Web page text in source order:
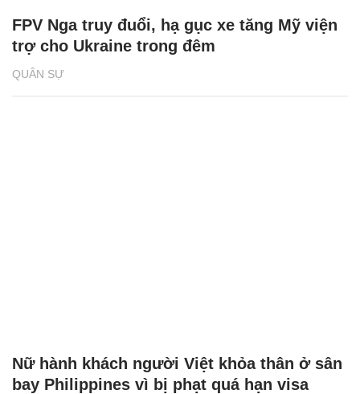
QUÂN SỰ
FPV Nga truy đuổi, hạ gục xe tăng Mỹ viện
trợ cho Ukraine trong đêm
Nữ hành khách người Việt khỏa thân ở sân
bay Philippines vì bị phạt quá hạn visa